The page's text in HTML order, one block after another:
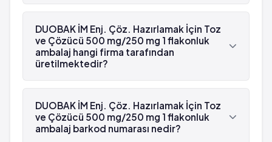
DUOBAK İM Enj. Çöz. Hazırlamak İçin Toz ve
Çözücü 500 mg/250 mg 1 flakonluk ambalaj'in
etken maddesi Ampisilin 'dür.
DUOBAK İM Enj. Çöz. Hazırlamak İçin Toz
ve Çözücü 500 mg/250 mg 1 flakonluk
ambalaj hangi firma tarafından
üretilmektedir?
DUOBAK İM Enj. Çöz. Hazırlamak İçin Toz ve
Çözücü 500 mg/250 mg 1 flakonluk ambalaj ,
Koçak Farma tarafından üretilmektedir.
DUOBAK İM Enj. Çöz. Hazırlamak İçin Toz
ve Çözücü 500 mg/250 mg 1 flakonluk
ambalaj barkod numarası nedir?